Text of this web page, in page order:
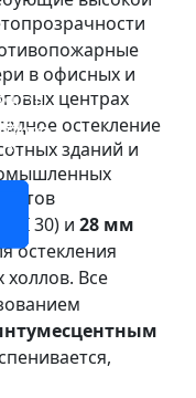
И
в офисных и
центрах
остекление
зданий и
/ I 30) и 28 мм
остекления
холлов. Все